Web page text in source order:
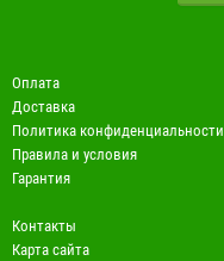
Оплата
Доставка
Политика конфиденциальности
Правила и условия
Гарантия
Контакты
Карта сайта